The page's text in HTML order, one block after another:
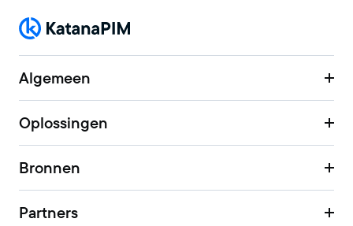
Algemeen
Oplossingen
Bronnen
Partners